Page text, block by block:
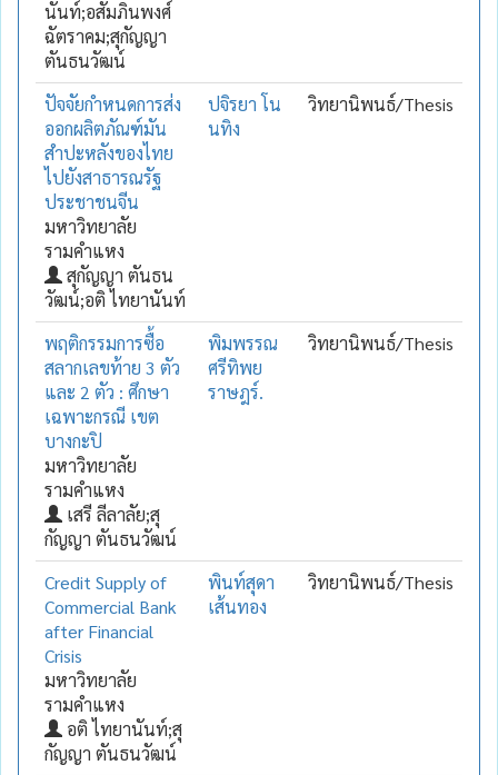
นันท์;อสัมภินพงศ์
ฉัตราคม;สุกัญญา
ตันธนวัฒน์
ปัจจัยกำหนดการส่ง
ออกผลิตภัณฑ์มัน
สำปะหลังของไทย
ไปยังสาธารณรัฐ
ประชาชนจีน
มหาวิทยาลัย
รามคำแหง
สุกัญญา ตันธน
วัฒน์;อติ ไทยานันท์
ปจิรยา โน
นทิง
วิทยานิพนธ์/Thesis
พฤติกรรมการซื้อ
สลากเลขท้าย 3 ตัว
และ 2 ตัว : ศึกษา
เฉพาะกรณี เขต
บางกะปิ
มหาวิทยาลัย
รามคำแหง
เสรี ลีลาลัย;สุ
กัญญา ตันธนวัฒน์
พิมพรรณ
ศรีทิพย
ราษฎร์.
วิทยานิพนธ์/Thesis
Credit Supply of
Commercial Bank
after Financial
Crisis
มหาวิทยาลัย
รามคำแหง
อติ ไทยานันท์;สุ
กัญญา ตันธนวัฒน์
พินท์สุดา
เส้นทอง
วิทยานิพนธ์/Thesis